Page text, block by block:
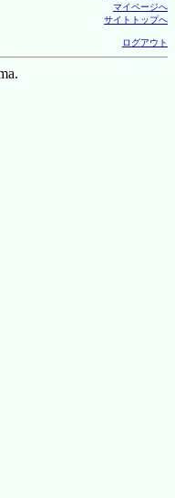
マイページへ
サイトトップへ
ログアウト